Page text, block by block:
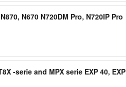
N670 N720DM Pro, N720IP Pro
-serie and MPX serie EXP 40,